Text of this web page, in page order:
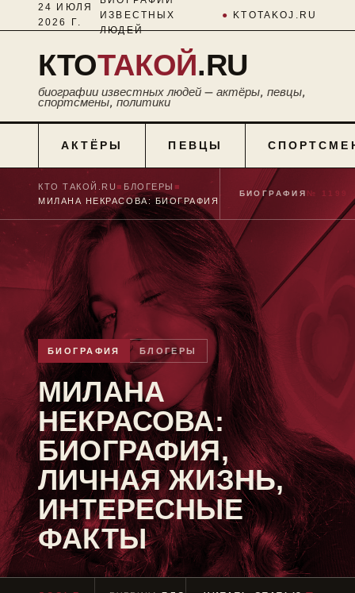
24 ИЮЛЯ
2026 Г.
ИЗВЕСТНЫХ
ЛЮДЕЙ
● KTOTAKOJ.RU
КТОТАКОЙ.RU
биографии известных людей — актёры, певцы,
спортсмены, политики
АКТЁРЫ ПЕВЦЫ
КТО ТАКОЙ.RU ■ БЛОГЕРЫ ■
МИЛАНА НЕКРАСОВА: БИОГРАФИЯ
БИОГРАФИЯ № 1199
БИОГРАФИЯ БЛОГЕРЫ
МИЛАНА
НЕКРАСОВА:
БИОГРАФИЯ,
ЛИЧНАЯ ЖИЗНЬ,
ИНТЕРЕСНЫЕ
ФАКТЫ